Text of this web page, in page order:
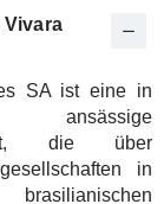
SA ist eine in
die über
in